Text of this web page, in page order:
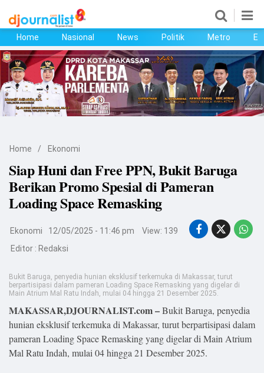
Home
Nasional
News
Ekonomi
Olahraga
Bola
Opini
Home Nasional News Politik Metro
Home / Ekonomi
Siap Huni dan Free PPN, Bukit Baruga
Berikan Promo Spesial di Pameran
Loading Space Remasking
Ekonomi 12/05/2025 - 11:46 pm
View: 139
Editor : Redaksi
Bukit Baruga, penyedia hunian eksklusif terkemuka di Makassar, turut
berpartisipasi dalam pameran Loading Space Remasking yang digelar di
Main Atrium Mal Ratu Indah, mulai 04 hingga 21 Desember 2025.
MAKASSAR,DJOURNALIST.com –Bukit Baruga, penyedia
hunian eksklusif terkemuka di Makassar, turut berpartisipasi dalam
pameran Loading Space Remasking yang digelar di Main Atrium
Mal Ratu Indah, mulai 04 hingga 21 Desember 2025.